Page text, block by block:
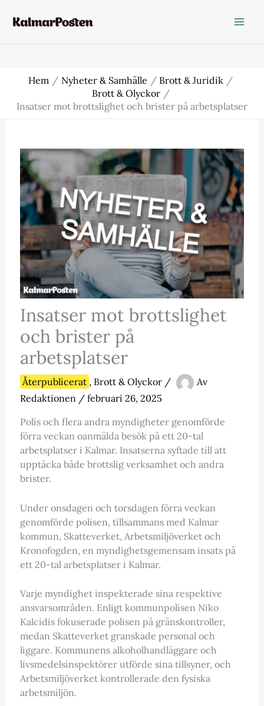
Hem Nyheter & Samhälle
Brott & Juridik
Brott & Olyckor
Insatser mot brottslighet och brister på arbetsplatser
Insatser mot brottslighet
och brister på
arbetsplatser
Återpublicerat , Brott & Olyckor/
Av
Redaktionen / februari 26, 2025
Polis och flera andra myndigheter genomförde
förra veckan oanmälda besök på ett 20-tal
arbetsplatser i Kalmar. Insatserna syftade till att
upptäcka både brottslig verksamhet och andra
brister.
Under onsdagen och torsdagen förra veckan
genomförde polisen, tillsammans med Kalmar
kommun, Skatteverket, Arbetsmiljöverket och
Kronofogden, en myndighetsgemensam insats på
ett 20-tal arbetsplatser i Kalmar.
Varje myndighet inspekterade sina respektive
ansvarsområden. Enligt kommunpolisen Niko
Kalcidis fokuserade polisen på gränskontroller,
medan Skatteverket granskade personal och
liggare. Kommunens alkoholhandläggare och
livsmedelsinspektörer utförde sina tillsyner, och
Arbetsmiljöverket kontrollerade den fysiska
arbetsmiljön.